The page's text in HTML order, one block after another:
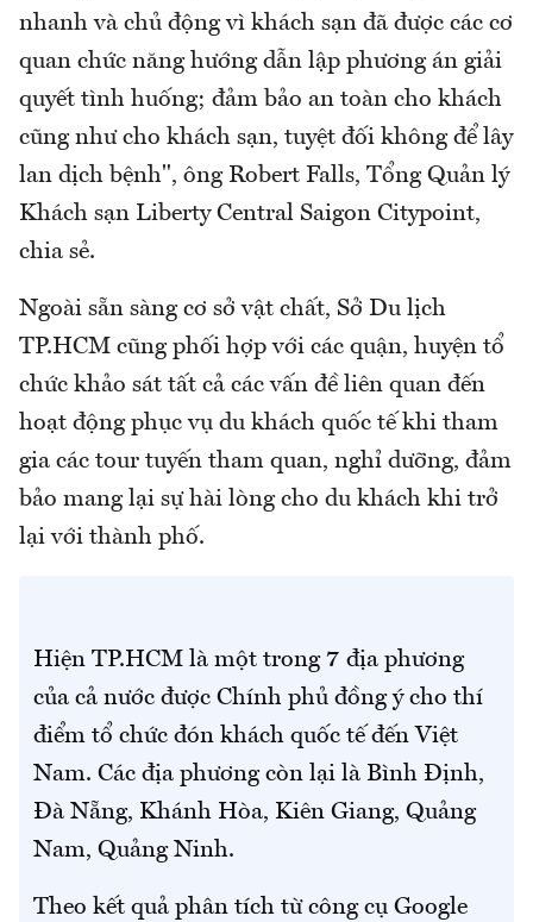
nhanh và chủ động vì khách sạn đã được các cơ
quan chức năng hướng dẫn lập phương án giải
quyết tình huống; đảm bảo an toàn cho khách
cũng như cho khách sạn, tuyệt đối không để lây
lan dịch bệnh", ông Robert Falls, Tổng Quản lý
Khách sạn Liberty Central Saigon Citypoint,
chia sẻ.
Ngoài sẵn sàng cơ sở vật chất, Sở Du lịch
TP.HCM cũng phối hợp với các quận, huyện tổ
chức khảo sát tất cả các vấn đề liên quan đến
hoạt động phục vụ du khách quốc tế khi tham
gia các tour tuyến tham quan, nghỉ dưỡng, đảm
bảo mang lại sự hài lòng cho du khách khi trở
lại với thành phố.
Hiện TP.HCM là một trong 7 địa phương
của cả nước được Chính phủ đồng ý cho thí
điểm tổ chức đón khách quốc tế đến Việt
Nam. Các địa phương còn lại là Bình Định,
Đà Nẵng, Khánh Hòa, Kiên Giang, Quảng
Nam, Quảng Ninh.
Theo kết quả phân tích từ công cụ Google